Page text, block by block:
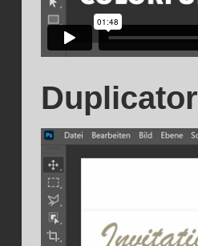
Duplicator